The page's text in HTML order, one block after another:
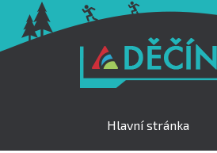
Hlavní stránka